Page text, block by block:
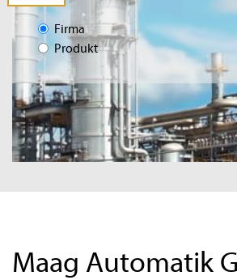
Firma
Produkt
Maag Automatik